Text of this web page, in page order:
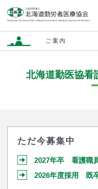
ご案内
北海道勤医協看
ただ今募集中
2027年卒 看護職
2026年度採用 既